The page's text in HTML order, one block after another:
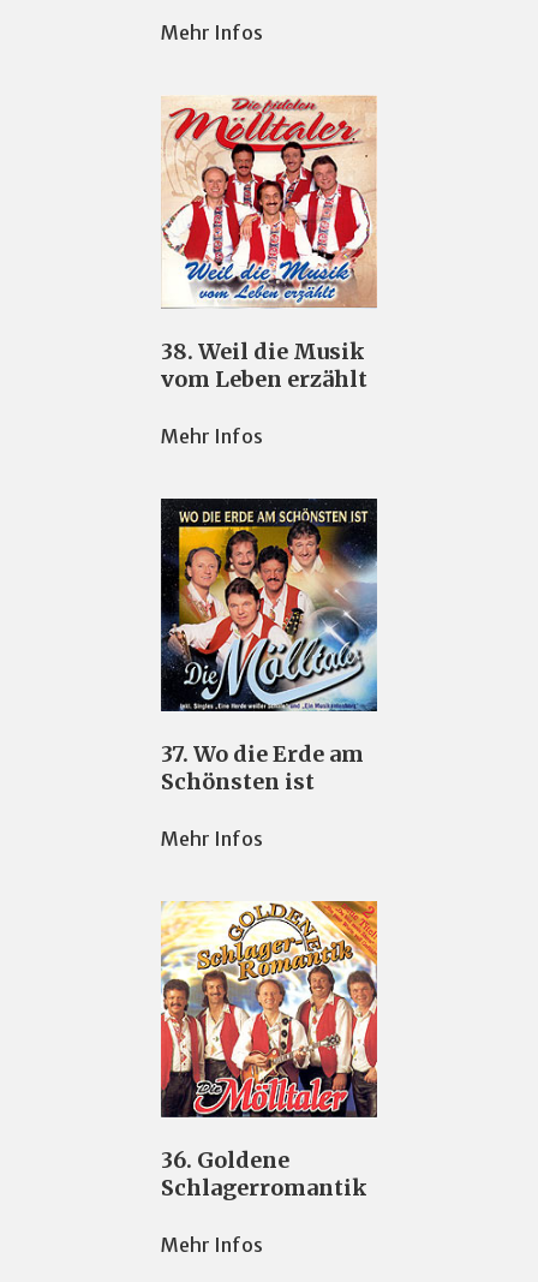
Mehr Infos
38. Weil die Musik
vom Leben erzählt
Mehr Infos
37. Wo die Erde am
Schönsten ist
Mehr Infos
36. Goldene
Schlagerromantik
Mehr Infos